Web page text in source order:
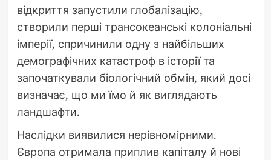
відкриття запустили глобалізацію,
створили перші трансокеанські колоніальні
імперії, спричинили одну з найбільших
демографічних катастроф в історії та
започаткували біологічний обмін, який досі
визначає, що ми їмо й як виглядають
ландшафти.
Наслідки виявилися нерівномірними.
Європа отримала приплив капіталу й нові